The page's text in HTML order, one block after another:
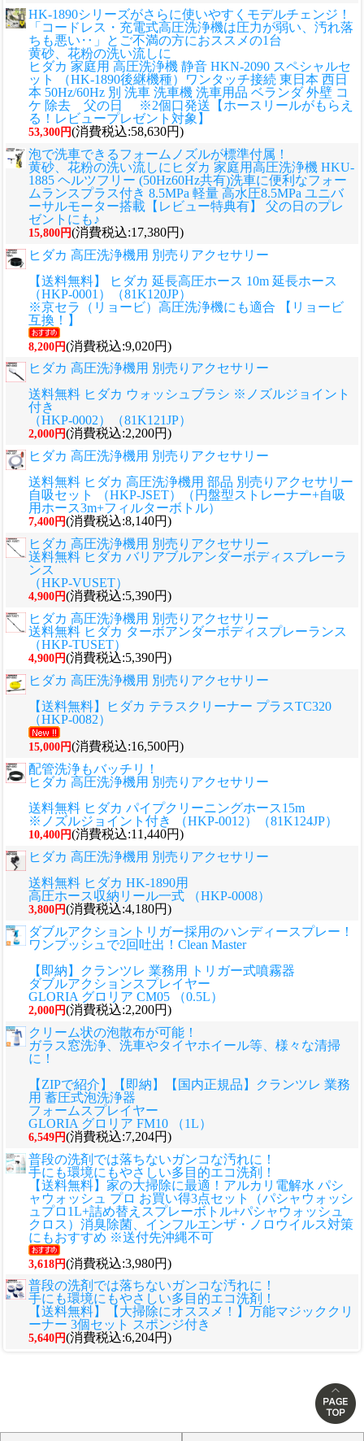
HK-1890シリーズがさらに使いやすくモデルチェンジ！
「コードレス・充電式高圧洗浄機は圧力が弱い、汚れ落
ちも悪い‥」とご不満の方におススメの1台
黄砂、花粉の洗い流しに
ヒダカ 家庭用 高圧洗浄機 静音 HKN-2090 スペシャルセ
ット （HK-1890後継機種）ワンタッチ接続 東日本 西日
本 50Hz/60Hz 別 洗車 洗車機 洗車用品 ベランダ 外壁 コ
ケ 除去 父の日 ※2個口発送【ホースリールがもらえ
る！レビュープレゼント対象】
53,300円(消費税込:58,630円)
泡で洗車できるフォームノズルが標準付属！
黄砂、花粉の洗い流しに ヒダカ 家庭用高圧洗浄機 HKU-
1885 ヘルツフリー (50Hz60Hz共有)洗車に便利なフォー
ムランスプラス付き 8.5MPa 軽量 高水圧8.5MPa ユニバ
ーサルモーター搭載【レビュー特典有】 父の日のプレ
ゼントにも♪
15,800円(消費税込:17,380円)
ヒダカ 高圧洗浄機用 別売りアクセサリー
【送料無料】 ヒダカ 延長高圧ホース 10m 延長ホース
（HKP-0001）（81K120JP）
※京セラ（リョービ）高圧洗浄機にも適合 【リョービ
互換！】
8,200円(消費税込:9,020円)
ヒダカ 高圧洗浄機用 別売りアクセサリー
送料無料 ヒダカ ウォッシュブラシ ※ノズルジョイント
付き
（HKP-0002）（81K121JP）
2,000円(消費税込:2,200円)
ヒダカ 高圧洗浄機用 別売りアクセサリー
送料無料 ヒダカ 高圧洗浄機用 部品 別売りアクセサリー
自吸セット （HKP-JSET）（円盤型ストレーナー+自吸
用ホース3m+フィルターボトル）
7,400円(消費税込:8,140円)
ヒダカ 高圧洗浄機用 別売りアクセサリー
送料無料 ヒダカ バリアブルアンダーボディスプレーラ
ンス
（HKP-VUSET）
4,900円(消費税込:5,390円)
ヒダカ 高圧洗浄機用 別売りアクセサリー
送料無料 ヒダカ ターボアンダーボディスプレーランス
（HKP-TUSET）
4,900円(消費税込:5,390円)
ヒダカ 高圧洗浄機用 別売りアクセサリー
【送料無料】ヒダカ テラスクリーナー プラスTC320
（HKP-0082）
15,000円(消費税込:16,500円)
配管洗浄もバッチリ！
ヒダカ 高圧洗浄機用 別売りアクセサリー
送料無料 ヒダカ パイプクリーニングホース15m
※ノズルジョイント付き （HKP-0012）（81K124JP）
10,400円(消費税込:11,440円)
ヒダカ 高圧洗浄機用 別売りアクセサリー
送料無料 ヒダカ HK-1890用
高圧ホース収納リール一式 （HKP-0008）
3,800円(消費税込:4,180円)
ダブルアクショントリガー採用のハンディースプレー！
ワンプッシュで2回吐出！Clean Master
【即納】クランツレ 業務用 トリガー式噴霧器
ダブルアクションスプレイヤー
GLORIA グロリア CM05 （0.5L）
2,000円(消費税込:2,200円)
クリーム状の泡散布が可能！
ガラス窓洗浄、洗車やタイヤホイール等、様々な清掃
に！
【ZIPで紹介】【即納】【国内正規品】クランツレ 業務
用 蓄圧式泡洗浄器
フォームスプレイヤー
GLORIA グロリア FM10 （1L）
6,549円(消費税込:7,204円)
普段の洗剤では落ちないガンコな汚れに！
手にも環境にもやさしい多目的エコ洗剤！
【送料無料】家の大掃除に最適！アルカリ電解水 パシ
ャウォッシュ プロ お買い得3点セット（パシャウォッシ
ュプロ1L+詰め替えスプレーボトル+パシャウォッシュ
クロス）消臭除菌、インフルエンザ・ノロウイルス対策
にもおすすめ ※送付先沖縄不可
3,618円(消費税込:3,980円)
普段の洗剤では落ちないガンコな汚れに！
手にも環境にもやさしい多目的エコ洗剤！
【送料無料】【大掃除にオススメ！】万能マジッククリ
ーナー 3個セット スポンジ付き
5,640円(消費税込:6,204円)